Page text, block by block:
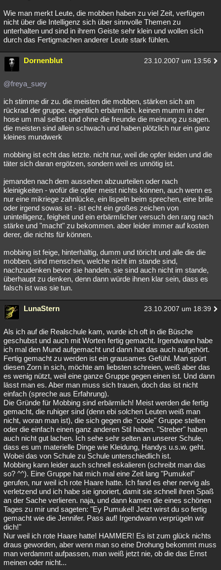
Wie man merkt Leute, die mobben haben zu viel Zeit, verfügen
nicht über die Intelligenz sich über sinnvolle Themen zu
unterhalten und sind in ihrem Geiste sehr klein und wollen sich
durch das Fertigmachen anderer Leute stark fühlen.
Dornenblut 23.10.2007 um 13:56
@freya_suey
ich stimme dir zu. die meisten die mobben, stärken sich am
rückrad der gruppe. eigentlich erbärmlich. keinen mumm in der
hose um mal selbst und ohne die freunde die meinung zu sagen.
die meisten sind allein schwach und haben plötzlich nur ein ganz
kleines mundwerk
mobbing ist echt das letzte. nicht nur, weil die opfer leiden und die
täter sich daran ergötzen, sondern weil es unnötig ist.
jemanden nach dem aussehen abzuurteilen oder nach
kleinigkeiten - wofür die opfer meist nichts können, auch wenn es
nur eine mikriege zahnlücke, ein lispeln beim sprechen, eine brille
oder irgend sowas ist - ist echt ein großes zeichen von
unintelligenz, feigheit und ein erbärmlicher versuch den rang nach
stärke und "macht" zu bekommen. aber leider immer auf kosten
derer, die nichts für können.
mobbing ist feige, hinterhältig, dumm und töricht und alle die die
mobben, sind menschen, welche nicht im stande sind,
nachzudenken bevor sie handeln. sie sind auch nicht im stande,
überhaupt zu denken, denn dann würde ihnen klar sein, dass es
falsch ist was sie tun.
LunaStern 23.10.2007 um 18:39
Als ich auf die Realschule kam, wurde ich oft in die Büsche
geschubst und auch mit Worten fertig gemacht. Irgendwann habe
ich mal den Mund aufgemacht und dann hat das auch aufgehört.
Fertig gemacht zu werden ist ein grausames Gefühl. Man spürt
diesen Zorn in sich, möchte am liebsten schreien, weiß aber das
es wenig nützt, weil eine ganze Gruppe gegen einen ist. Und dann
lässt man es. Aber man muss sich trauen, doch das ist nicht
einfach (spreche aus Erfahrung).
Die Gründe für Mobbing sind erbärmlich! Meist werden die fertig
gemacht, die ruhiger sind (denn ebi solchen Leuten weiß man
nicht, woran man ist), die sich gegen die "coole" Gruppe stellen
oder die einfach einen ganz anderen Stil haben. "Streber" haben
auch nicht gut lachen. Ich sehe sehr selten an unserer Schule,
dass es um materielle Dinge wie Kleidung, Handys u.s.w. geht.
Wobei das von Schule zu Schule unterschiedlich ist.
Mobbing kann leider auch schnell eskalieren (schreibt man das
so? ^^). Eine Gruppe hat mich mal eine Zeit lang "Pumukel"
gerufen, nur weil ich rote Haare hatte. Ich fand es eher nervig als
verletzend und ich habe sie ignoriert, damit sie schnell ihren Spaß
an der Sache verlieren. naja, und dann kamen die eines schönen
Tages zu mir und sageten: "Ey Pumukel! Jetzt wirst du so fertig
gemacht wie die Jennifer. Pass auf! Irgendwann verprügeln wir
dich!"
Nur weil ich rote Haare hatte! HAMMER! Es ist zum glück nichts
draus geworden, aber wenn man so eine Drohung bekommt muss
man verdammt aufpassen, man weiß jetzt nie, ob die das Ernst
meinen oder nicht...